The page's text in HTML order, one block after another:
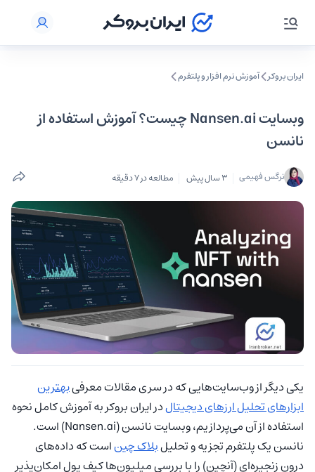
ایران بروکر آموزش نرم‌ افزار و پلتفرم
وبسایت Nansen.ai چیست؟ آموزش استفاده از
نانسن
نرگس فهیمی 3 سال پیش مطالعه در 7 دقیقه
یکی دیگر از وب‌سایت‌هایی که در سری مقالات معرفیبهترین
ابزارهای تحلیل ارزهای دیجیتالدر ایران بروکر به آموزش کامل نحوه
استفاده از آن می‌پردازیم، وبسایت نانسن (Nansen.ai) است.
نانسن یک پلتفرم تجزیه و تحلیلبلاک چیناست که داده‌های
درون زنجیره‌ای (آنچین) را با بررسی میلیون‌ها کیف پول امکان‌پذیر